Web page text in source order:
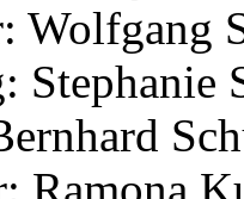
: Wolfgang
: Stephanie